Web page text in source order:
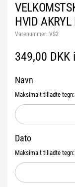
HVID
Varenummer: VS2
349,00
Navn
Maksimalt tilladte
Dato
Maksimalt tilladte